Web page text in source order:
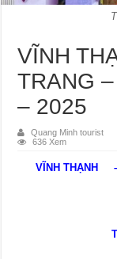
VĨNH
TRANG
– 2025
Quang Minh tourist
636 Xem
VĨNH THẠNH –